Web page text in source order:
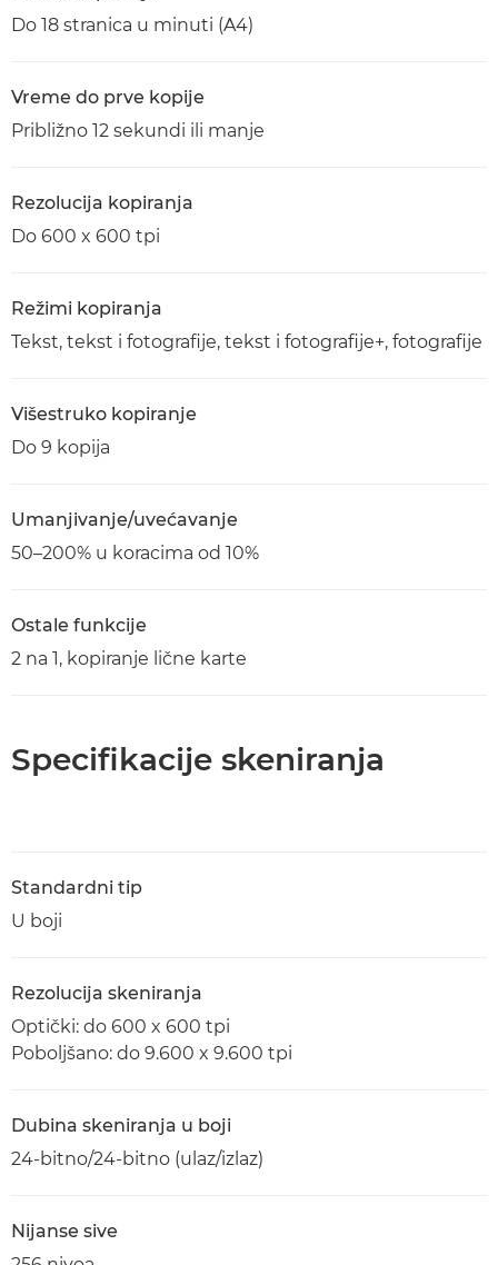
Do 18 stranica u minuti (A4)
Vreme do prve kopije
Približno 12 sekundi ili manje
Rezolucija kopiranja
Do 600 x 600 tpi
Režimi kopiranja
Tekst, tekst i fotografije, tekst i fotografije+, fotografije
Višestruko kopiranje
Do 9 kopija
Umanjivanje/uvećavanje
50–200% u koracima od 10%
Ostale funkcije
2 na 1, kopiranje lične karte
Specifikacije skeniranja
Standardni tip
U boji
Rezolucija skeniranja
Optički: do 600 x 600 tpi
Poboljšano: do 9.600 x 9.600 tpi
Dubina skeniranja u boji
24-bitno/24-bitno (ulaz/izlaz)
Nijanse sive